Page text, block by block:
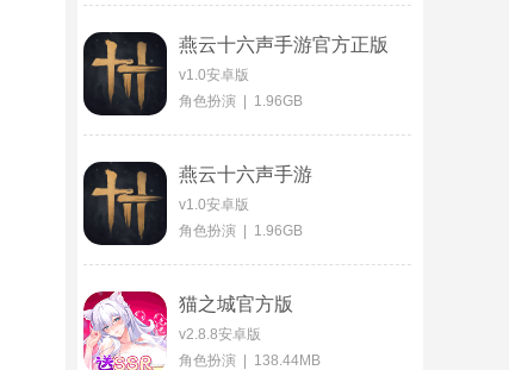
燕云十六声手游官方正版
v1.0安卓版
角色扮演 | 1.96GB
燕云十六声手游
v1.0安卓版
角色扮演 | 1.96GB
猫之城官方版
v2.8.8安卓版
角色扮演 | 138.44MB